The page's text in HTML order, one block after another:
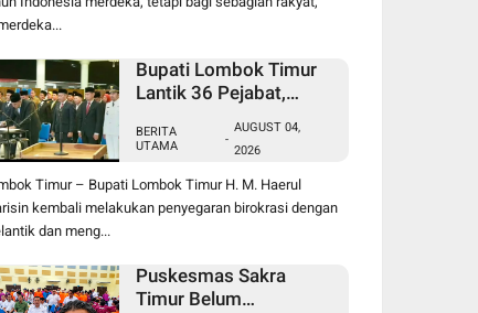
Bupati Lombok Timur
Lantik 36 Pejabat,
Jabatan Lama dan
Jabatan Baru
BERITA
UTAMA
-
AUGUST 04,
2026
Timur – Bupati Lombok Timur H. M. Haerul
kembali melakukan penyegaran birokrasi dengan
dan meng...
Puskesmas Sakra
Timur Belum